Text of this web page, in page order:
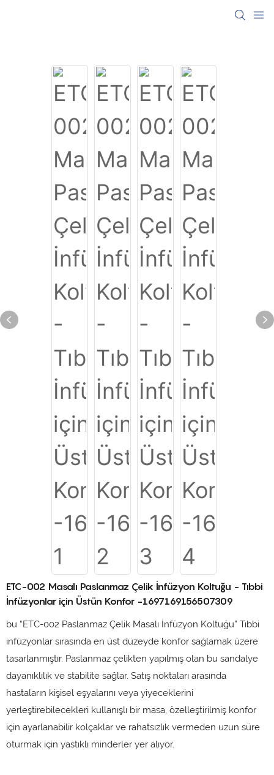
ETC-002 Masalı Paslanmaz Çelik İnfüzyon Koltuğu - Tıbbi
İnfüzyonlar için Üstün Konfor -1697169156507309
bu “ETC-002 Paslanmaz Çelik Masalı İnfüzyon Koltuğu” Tıbbi
infüzyonlar sırasında en üst düzeyde konfor sağlamak üzere
tasarlanmıştır. Paslanmaz çelikten yapılmış olan bu sandalye
dayanıklılık ve stabilite sağlar. Satış noktaları arasında
hastaların kişisel eşyalarını veya yiyeceklerini
yerleştirebilecekleri kullanışlı bir masa, özelleştirilmiş konfor
için ayarlanabilir kolçaklar ve rahatsızlık vermeden uzun süre
oturmak için yastıklı minderler yer alıyor.